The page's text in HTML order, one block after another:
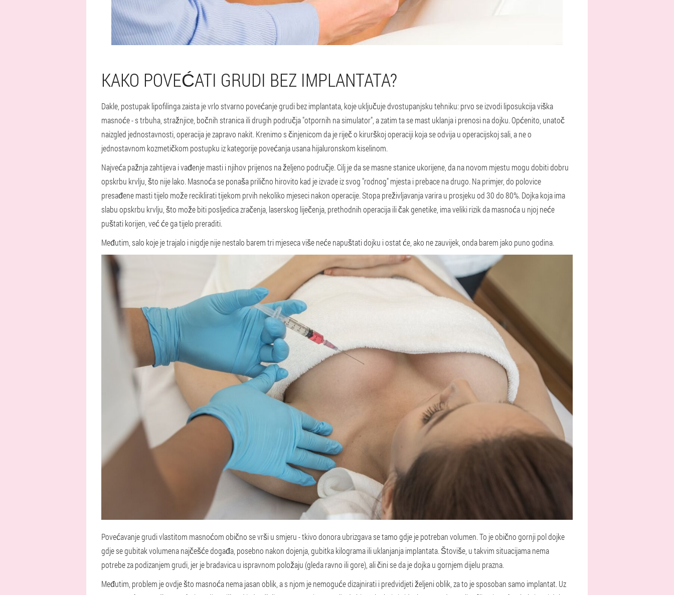
KAKO POVEĆATI GRUDI BEZ IMPLANTATA?
Dakle, postupak lipofilinga zaista je vrlo stvarno povećanje grudi bez implantata, koje uključuje dvostupanjsku tehniku: prvo se izvodi liposukcija viška
masnoće - s trbuha, stražnjice, bočnih stranica ili drugih područja "otpornih na simulator", a zatim ta se mast uklanja i prenosi na dojku. Općenito, unatoč
naizgled jednostavnosti, operacija je zapravo nakit. Krenimo s činjenicom da je riječ o kirurškoj operaciji koja se odvija u operacijskoj sali, a ne o
jednostavnom kozmetičkom postupku iz kategorije povećanja usana hijaluronskom kiselinom.
Najveća pažnja zahtijeva i vađenje masti i njihov prijenos na željeno područje. Cilj je da se masne stanice ukorijene, da na novom mjestu mogu dobiti dobru
opskrbu krvlju, što nije lako. Masnoća se ponaša prilično hirovito kad je izvade iz svog "rodnog" mjesta i prebace na drugo. Na primjer, do polovice
presađene masti tijelo može reciklirati tijekom prvih nekoliko mjeseci nakon operacije. Stopa preživljavanja varira u prosjeku od 30 do 80%. Dojka koja ima
slabu opskrbu krvlju, što može biti posljedica zračenja, laserskog liječenja, prethodnih operacija ili čak genetike, ima veliki rizik da masnoća u njoj neće
puštati korijen, već će ga tijelo preraditi.
Međutim, salo koje je trajalo i nigdje nije nestalo barem tri mjeseca više neće napuštati dojku i ostat će, ako ne zauvijek, onda barem jako puno godina.
Povećavanje grudi vlastitom masnoćom obično se vrši u smjeru - tkivo donora ubrizgava se tamo gdje je potreban volumen. To je obično gornji pol dojke
gdje se gubitak volumena najčešće događa, posebno nakon dojenja, gubitka kilograma ili uklanjanja implantata. Štoviše, u takvim situacijama nema
potrebe za podizanjem grudi, jer je bradavica u ispravnom položaju (gleda ravno ili gore), ali čini se da je dojka u gornjem dijelu prazna.
Međutim, problem je ovdje što masnoća nema jasan oblik, a s njom je nemoguće dizajnirati i predvidjeti željeni oblik, za to je sposoban samo implantat. Uz